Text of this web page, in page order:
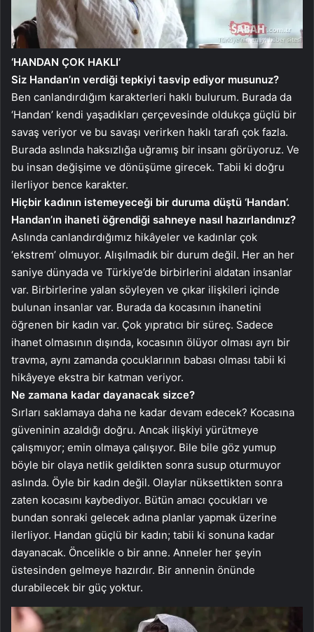
‘HANDAN ÇOK HAKLI’
Siz Handan’ın verdiği tepkiyi tasvip ediyor musunuz?
Ben canlandırdığım karakterleri haklı bulurum. Burada da
‘Handan’ kendi yaşadıkları çerçevesinde oldukça güçlü bir
savaş veriyor ve bu savaşı verirken haklı tarafı çok fazla.
Burada aslında haksızlığa uğramış bir insanı görüyoruz. Ve
bu insan değişime ve dönüşüme girecek. Tabii ki doğru
ilerliyor bence karakter.
Hiçbir kadının istemeyeceği bir duruma düştü ‘Handan’.
Handan’ın ihaneti öğrendiği sahneye nasıl hazırlandınız?
Aslında canlandırdığımız hikâyeler ve kadınlar çok
‘ekstrem’ olmuyor. Alışılmadık bir durum değil. Her an her
saniye dünyada ve Türkiye’de birbirlerini aldatan insanlar
var. Birbirlerine yalan söyleyen ve çıkar ilişkileri içinde
bulunan insanlar var. Burada da kocasının ihanetini
öğrenen bir kadın var. Çok yıpratıcı bir süreç. Sadece
ihanet olmasının dışında, kocasının ölüyor olması ayrı bir
travma, aynı zamanda çocuklarının babası olması tabii ki
hikâyeye ekstra bir katman veriyor.
Ne zamana kadar dayanacak sizce?
Sırları saklamaya daha ne kadar devam edecek? Kocasına
güveninin azaldığı doğru. Ancak ilişkiyi yürütmeye
çalışmıyor; emin olmaya çalışıyor. Bile bile göz yumup
böyle bir olaya netlik geldikten sonra susup oturmuyor
aslında. Öyle bir kadın değil. Olaylar nüksettikten sonra
zaten kocasını kaybediyor. Bütün amacı çocukları ve
bundan sonraki gelecek adına planlar yapmak üzerine
ilerliyor. Handan güçlü bir kadın; tabii ki sonuna kadar
dayanacak. Öncelikle o bir anne. Anneler her şeyin
üstesinden gelmeye hazırdır. Bir annenin önünde
durabilecek bir güç yoktur.